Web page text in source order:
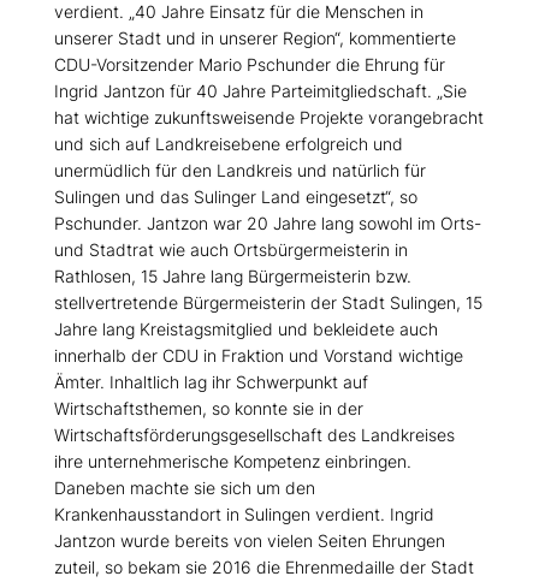
verdient. „40 Jahre Einsatz für die Menschen in
unserer Stadt und in unserer Region“, kommentierte
CDU-Vorsitzender Mario Pschunder die Ehrung für
Ingrid Jantzon für 40 Jahre Parteimitgliedschaft. „Sie
hat wichtige zukunftsweisende Projekte vorangebracht
und sich auf Landkreisebene erfolgreich und
unermüdlich für den Landkreis und natürlich für
Sulingen und das Sulinger Land eingesetzt“, so
Pschunder. Jantzon war 20 Jahre lang sowohl im Orts-
und Stadtrat wie auch Ortsbürgermeisterin in
Rathlosen, 15 Jahre lang Bürgermeisterin bzw.
stellvertretende Bürgermeisterin der Stadt Sulingen, 15
Jahre lang Kreistagsmitglied und bekleidete auch
innerhalb der CDU in Fraktion und Vorstand wichtige
Ämter. Inhaltlich lag ihr Schwerpunkt auf
Wirtschaftsthemen, so konnte sie in der
Wirtschaftsförderungsgesellschaft des Landkreises
ihre unternehmerische Kompetenz einbringen.
Daneben machte sie sich um den
Krankenhausstandort in Sulingen verdient. Ingrid
Jantzon wurde bereits von vielen Seiten Ehrungen
zuteil, so bekam sie 2016 die Ehrenmedaille der Stadt